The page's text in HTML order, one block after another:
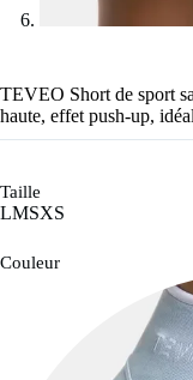
TEVEO Short de sport
haute, effet push-up,
Taille
LMSXS
Couleur